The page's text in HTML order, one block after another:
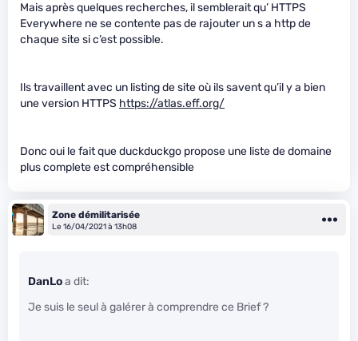
Mais après quelques recherches, il semblerait qu’ HTTPS
Everywhere ne se contente pas de rajouter un s a http de
chaque site si c’est possible.
Ils travaillent avec un listing de site où ils savent qu’il y a bien
une version HTTPS https://atlas.eff.org/
Donc oui le fait que duckduckgo propose une liste de domaine
plus complete est compréhensible
Zone démilitarisée
Le 16/04/2021 à 13h08
DanLoa dit:
Je suis le seul à galérer à comprendre ce Brief ?